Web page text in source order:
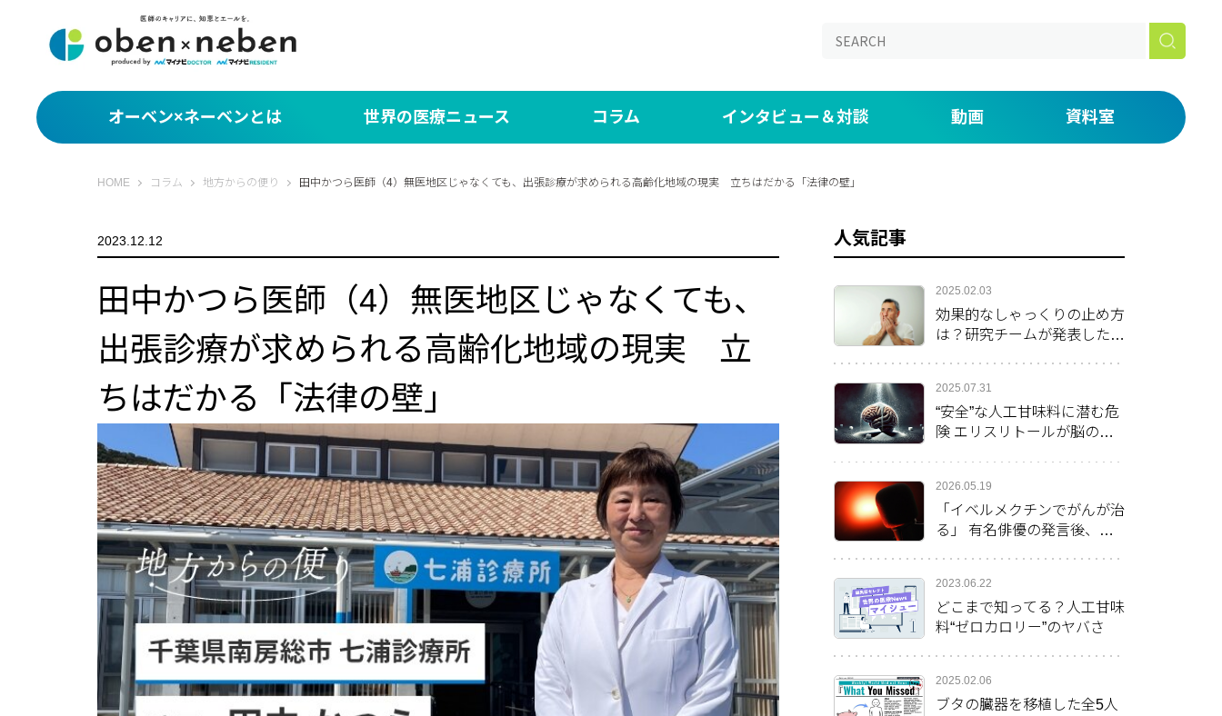
オーベン×ネーベンとは 世界の医療ニュース
サクッと1分！世界の医療NEWS
編集部セレクト 世界の医療News マイシュー
コラム
言いたい放題！
あした、ハッピーになぁれ！
もっと、あしたハッピーになぁれ！！
あした、ハッピーになぁれ！！！ The Final
地方からの便り
Re:地方からの便り
医師と先進医療技術とわたし
インタビュー＆対談
対談 研修医×専攻医【Naked】
社会医学系専門医の「いま・未来」
動画
医師の仕事道具を説明する by 鈴木ジェロニモ
One day―医師密着ドキュメンタリー―
資料室
HOME オーベン×ネーベン
コラム 地方からの便り 田中かつら医師（4）無医地区じゃなくても、出張診療が求められる高齢化地域の現実 立ちはだかる「法律の壁」
2023.12.12
田中かつら医師（4）無医地区じゃなくても、
出張診療が求められる高齢化地域の現実 立
ちはだかる「法律の壁」
人気記事
2025.02.03
効果的なしゃっくりの止め方
は？研究チームが発表した方
2025.07.31
“安全”な人工甘味料に潜む危
険 エリスリトールが脳の健
2026.05.19
「イベルメクチンでがんが治
る」 有名俳優の発言後、米
2023.06.22
どこまで知ってる？人工甘味
料“ゼロカロリー”のヤバさ
2025.02.06
ブタの臓器を移植した全5人